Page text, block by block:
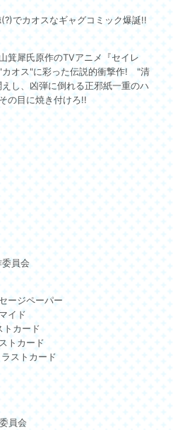
でカオスなギャグコミック爆誕!!
箕犀氏原作のTVアニメ『セイレ
カオス"に彩った伝説的衝撃作! "清
し、凶弾に倒れる正邪紙一重のハ
の目に焼き付けろ!!
員会
ージペーパー
イド
トカード
トカード
ストカード
員会